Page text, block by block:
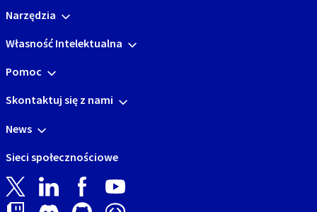
Narzędzia
Własność Intelektualna
Pomoc
Skontaktuj się z nami
News
Sieci społecznościowe